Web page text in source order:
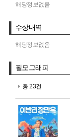
해당정보없음
수상내역
해당정보없음
필모그래피
총 23건